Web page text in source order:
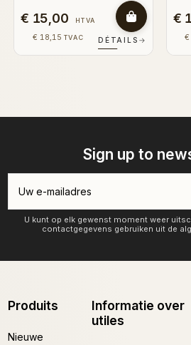
€ 18,50 HTVA
€ 22,39 TVAC DÉTAILS
Sign up to
U kunt op elk gewenst moment weer
contactgegevens gebruiken uit de
Produits
Nieuwe
Informatie over
utiles